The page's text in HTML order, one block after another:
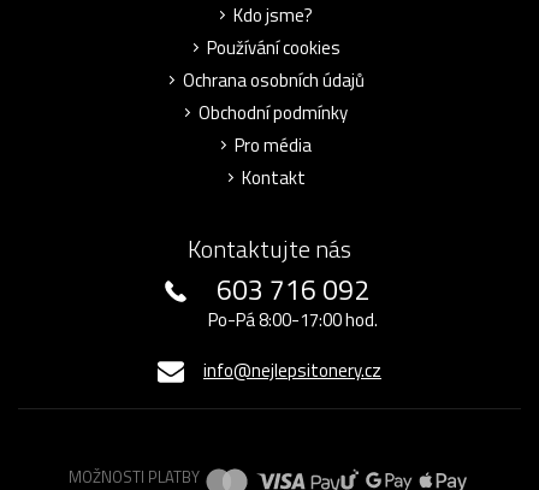
Kdo jsme?
Používání cookies
Ochrana osobních údajů
Obchodní podmínky
Pro média
Kontakt
Kontaktujte nás
603 716 092
Po-Pá 8:00-17:00 hod.
info@nejlepsitonery.cz
MOŽNOSTI PLATBY